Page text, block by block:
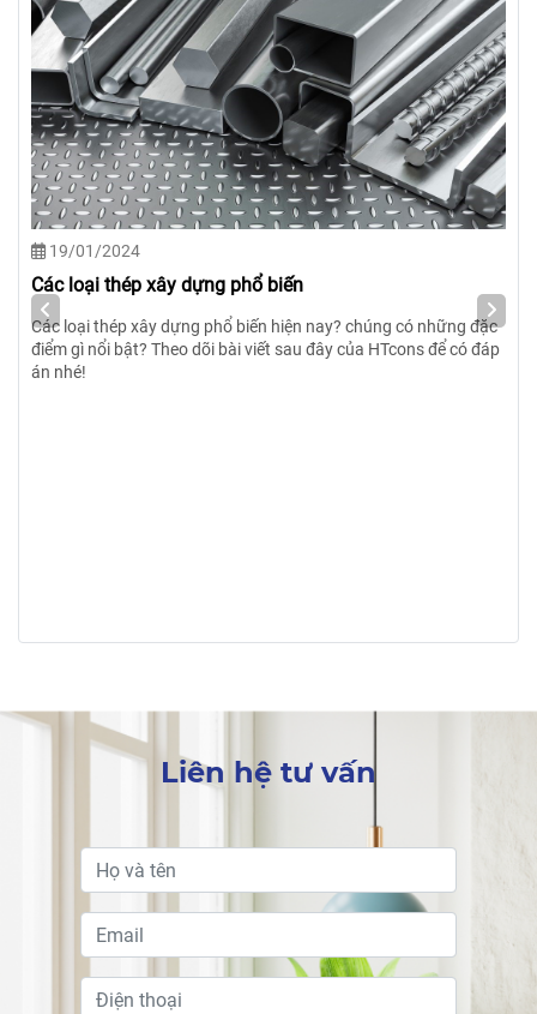
18/01/2024
Các loại cát xây dựng và giá cát xây dựng 2024
Liên hệ tư vấn